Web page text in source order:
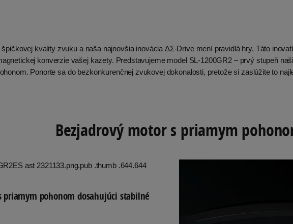
kvality zvuku a naša najnovšia inovácia ΔΣ-Drive mení pravidlá hry. Táto
konverzie vašej kazety. Predstavujeme model SL-1200GR2 – prvý stupeň
Ponorte sa do bezkonkurenčnej zvukovej dokonalosti, pretože si zaslúžite to
Bezjadrový motor s priamym
priamym pohonom dosahujúci stabilné